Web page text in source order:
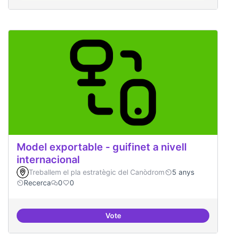
Model exportable - guifinet a nivell
internacional
Treballem el pla estratègic del Canòdrom
5 anys
Recerca
0 0
VoteModel exportable - guifinet a